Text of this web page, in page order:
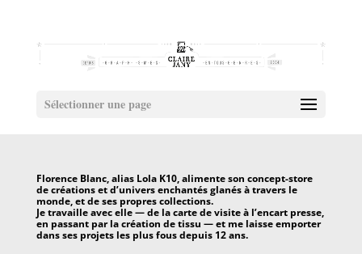
Sélectionner une page
Florence Blanc, alias Lola K10, alimente son concept-store
de créations et d’univers enchantés glanés à travers le
monde, et de ses propres collections.
Je travaille avec elle — de la carte de visite à l’encart presse,
en passant par la création de tissu — et me laisse emporter
dans ses projets les plus fous depuis 12 ans.